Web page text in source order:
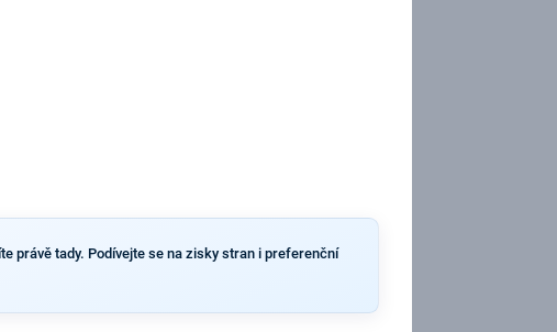
právě tady. Podívejte se na zisky stran i preferenční